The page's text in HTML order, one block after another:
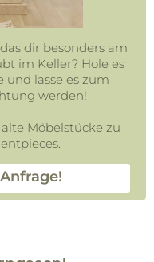
dir besonders am
im Keller? Hole es
und lasse es zum
werden!
Möbelstücke zu